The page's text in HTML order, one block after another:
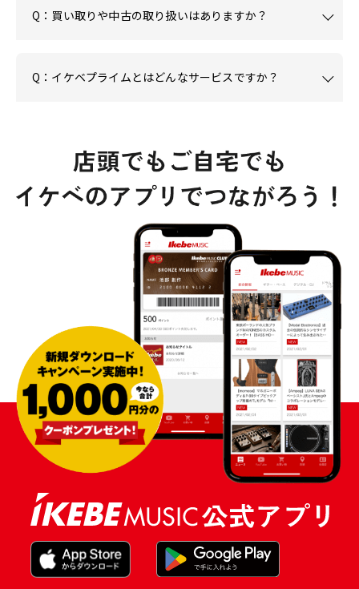
Q：買い取りや中古の取り扱いはありますか？
Q：イケベプライムとはどんなサービスですか？